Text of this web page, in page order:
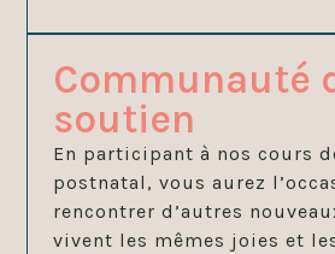
Communauté
soutien
En participant à nos cours
postnatal, vous aurez
rencontrer d’autres
vivent les mêmes joies et